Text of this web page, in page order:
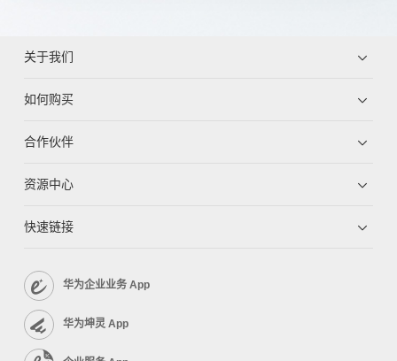
关于我们
如何购买
合作伙伴
资源中心
快速链接
华为企业业务 App
华为坤灵 App